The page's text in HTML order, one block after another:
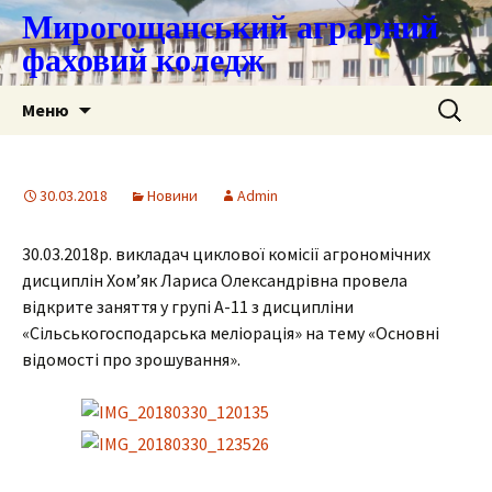
Мирогощанський аграрний
фаховий коледж
Меню Пошук:
30.03.2018 Новини Admin
30.03.2018р. викладач циклової комісії агрономічних
дисциплін Хом’як Лариса Олександрівна провела
відкрите заняття у групі А-11 з дисципліни
«Сільськогосподарська меліорація» на тему «Основні
відомості про зрошування».